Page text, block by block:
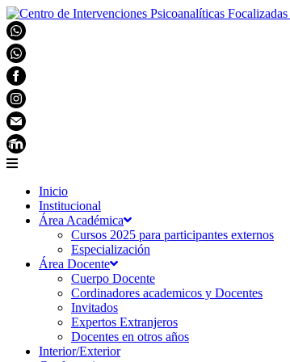
Inicio
Institucional
Área Académica
Cursos 2025 para participantes externos
Especialización
Área Docente
Cuerpo Docente
Cordinadores academicos y Docentes
Invitados
Expertos Extranjeros
Docentes en otros años
Interior/Exterior